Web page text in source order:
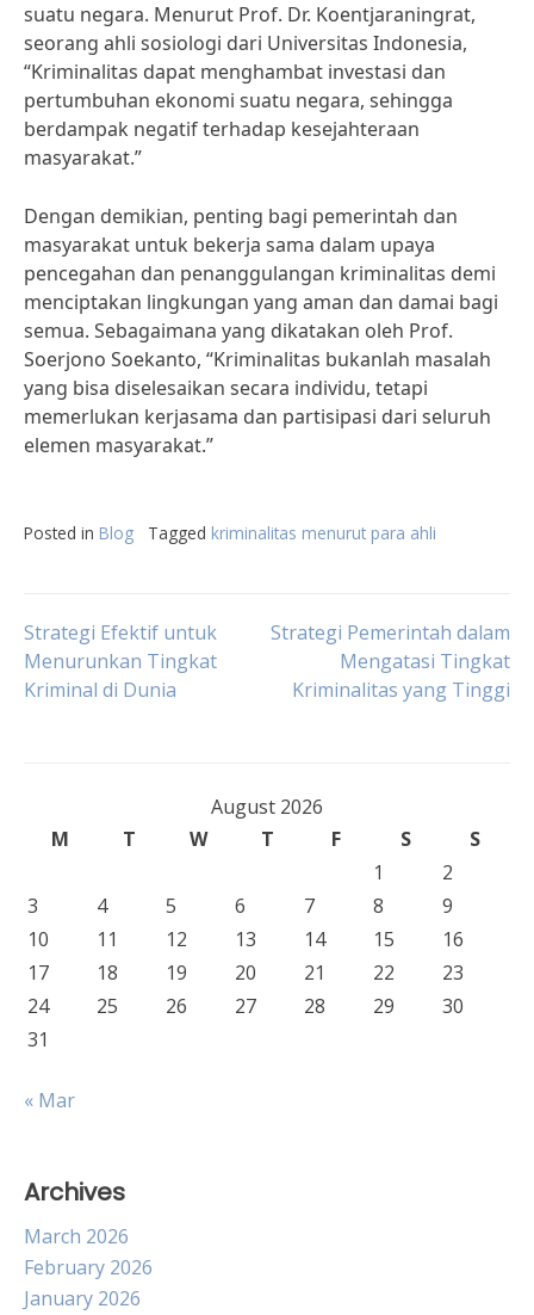
suatu negara. Menurut Prof. Dr. Koentjaraningrat,
seorang ahli sosiologi dari Universitas Indonesia,
“Kriminalitas dapat menghambat investasi dan
pertumbuhan ekonomi suatu negara, sehingga
berdampak negatif terhadap kesejahteraan
masyarakat.”
Dengan demikian, penting bagi pemerintah dan
masyarakat untuk bekerja sama dalam upaya
pencegahan dan penanggulangan kriminalitas demi
menciptakan lingkungan yang aman dan damai bagi
semua. Sebagaimana yang dikatakan oleh Prof.
Soerjono Soekanto, “Kriminalitas bukanlah masalah
yang bisa diselesaikan secara individu, tetapi
memerlukan kerjasama dan partisipasi dari seluruh
elemen masyarakat.”
Posted in Blog Tagged kriminalitas menurut para ahli
Post
navigation
Strategi Efektif untuk
Menurunkan Tingkat
Kriminal di Dunia
Strategi Pemerintah dalam
Mengatasi Tingkat
Kriminalitas yang Tinggi
August 2026
M
T W T F S
S
1
2
3
4 5 6 7 8
9
10
11 12 13 14 15
16
17
18 19 20 21 22
23
24
25 26 27 28 29
30
31
« Mar
Archives
March 2026
February 2026
January 2026